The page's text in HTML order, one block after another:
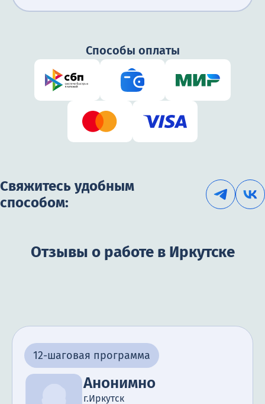
Способы оплаты
Свяжитесь удобным
способом:
Отзывы о работе в Иркутске
12-шаговая программа
Анонимно
г.Иркутск